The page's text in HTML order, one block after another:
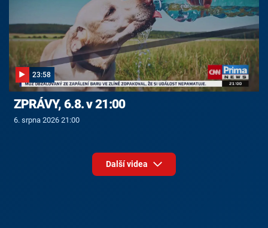
23:58
ZPRÁVY, 6.8. v 21:00
6. srpna 2026 21:00
Další videa